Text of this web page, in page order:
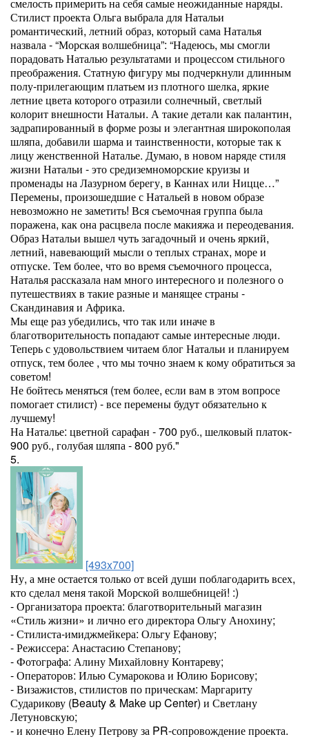
Стилист проекта Ольга выбрала для Натальи
романтический, летний образ, который сама Наталья
назвала - “Морская волшебница”: “Надеюсь, мы смогли
порадовать Наталью результатами и процессом стильного
преображения. Статную фигуру мы подчеркнули длинным
полу-прилегающим платьем из плотного шелка, яркие
летние цвета которого отразили солнечный, светлый
колорит внешности Натальи. А такие детали как палантин,
задрапированный в форме розы и элегантная широкополая
шляпа, добавили шарма и таинственности, которые так к
лицу женственной Наталье. Думаю, в новом наряде стиля
жизни Натальи - это средиземноморские круизы и
променады на Лазурном берегу, в Каннах или Ницце…”
Перемены, произошедшие с Натальей в новом образе
невозможно не заметить! Вся съемочная группа была
поражена, как она расцвела после макияжа и переодевания.
Образ Натальи вышел чуть загадочный и очень яркий,
летний, навевающий мысли о теплых странах, море и
отпуске. Тем более, что во время съемочного процесса,
Наталья рассказала нам много интересного и полезного о
путешествиях в такие разные и манящее страны -
Скандинавия и Африка.
Мы еще раз убедились, что так или иначе в
благотворительность попадают самые интересные люди.
Теперь с удовольствием читаем блог Натальи и планируем
отпуск, тем более , что мы точно знаем к кому обратиться за
советом!
Не бойтесь меняться (тем более, если вам в этом вопросе
помогает стилист) - все перемены будут обязательно к
лучшему!
На Наталье: цветной сарафан - 700 руб., шелковый платок-
900 руб., голубая шляпа - 800 руб."
5.
[493x700]
Ну, а мне остается только от всей души поблагодарить всех,
кто сделал меня такой Морской волшебницей! :)
- Организатора проекта: благотворительный магазин
«Стиль жизни» и лично его директора Ольгу Анохину;
- Стилиста-имиджмейкера: Ольгу Ефанову;
- Режиссера: Анастасию Степанову;
- Фотографа: Алину Михайловну Контареву;
- Операторов: Илью Сумарокова и Юлию Борисову;
- Визажистов, стилистов по прическам: Маргариту
Сударикову (Beauty & Make up Center) и Светлану
Летуновскую;
- и конечно Елену Петрову за PR-сопровождение проекта.